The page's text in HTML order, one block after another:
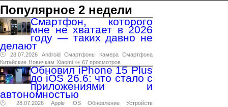
Популярное 2 недели
Смартфон, которого
мне не хватает в 2026
году — таких давно не
делают
🕑 28.07.2026 Android Смартфоны Камера Смартфона
Китайские Новичкам Xiaomi 👀 67 просмотров
Обновил iPhone 15 Plus
до iOS 26.6: что стало с
приложениями и
автономностью
🕑 28.07.2026 Apple IOS Обновление
Устройств